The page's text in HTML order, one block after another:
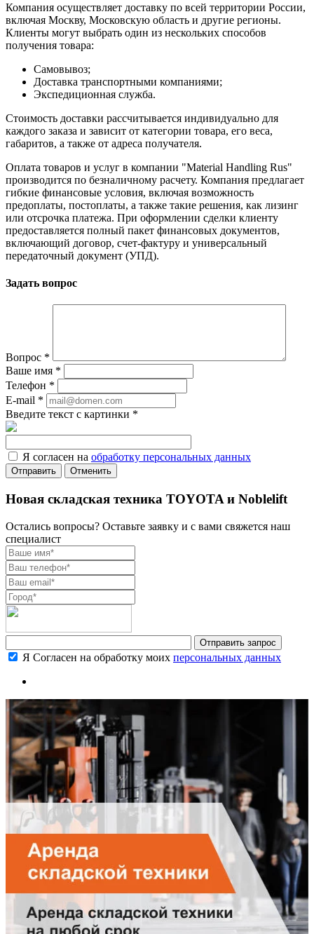
Компания осуществляет доставку по всей территории России,
включая Москву, Московскую область и другие регионы.
Клиенты могут выбрать один из нескольких способов
получения товара:
Самовывоз;
Доставка транспортными компаниями;
Экспедиционная служба.
Стоимость доставки рассчитывается индивидуально для
каждого заказа и зависит от категории товара, его веса,
габаритов, а также от адреса получателя.
Оплата товаров и услуг в компании "Material Handling Rus"
производится по безналичному расчету. Компания предлагает
гибкие финансовые условия, включая возможность
предоплаты, постоплаты, а также такие решения, как лизинг
или отсрочка платежа. При оформлении сделки клиенту
предоставляется полный пакет финансовых документов,
включающий договор, счет-фактуру и универсальный
передаточный документ (УПД).
Задать вопрос
Вопрос *
Ваше имя *
Телефон *
E-mail *
Введите текст с картинки *
Я согласен на обработку персональных данных
Отменить
Новая складская техника TOYOTA и Noblelift
Остались вопросы? Оставьте заявку и с вами свяжется наш
специалист
Я Согласен на обработку моих персональных данных